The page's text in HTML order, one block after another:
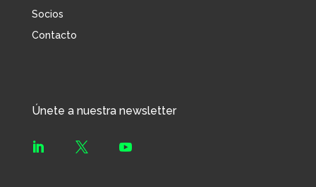
Socios
Contacto
Únete a nuestra newsletter
  